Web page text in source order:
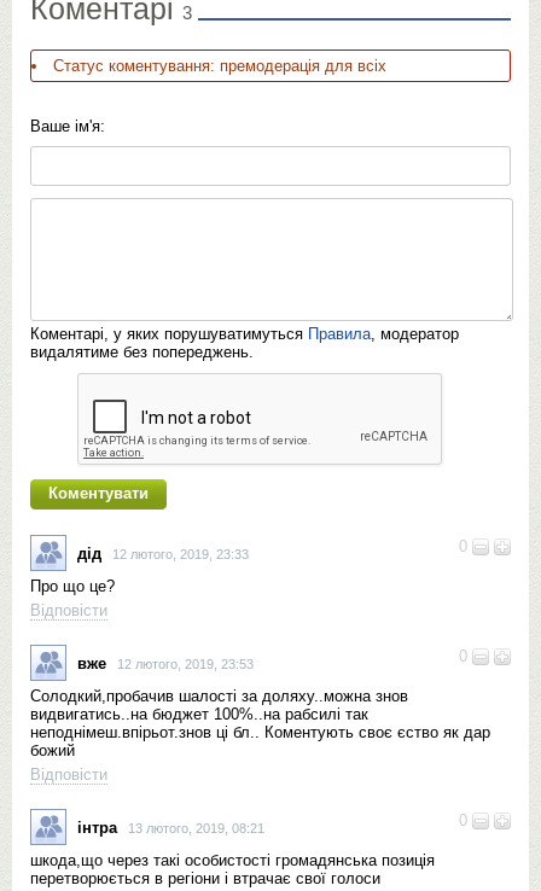
Коментарі 3
Статус коментування: премодерація для всіх
Ваше ім'я:
Коментарі, у яких порушуватимуться Правила , модератор
видалятиме без попереджень.
0
дід 12 лютого, 2019, 23:33
Про що це?
Відповісти
0
вже 12 лютого, 2019, 23:53
Солодкий,пробачив шалості за доляху..можна знов
видвигатись..на бюджет 100%..на рабсилі так
неподнімеш.впірьот.знов ці бл.. Коментують своє єство як дар
божий
Відповісти
0
інтра 13 лютого, 2019, 08:21
шкода,що через такі особистості громадянська позиція
перетворюється в регіони і втрачає свої голоси